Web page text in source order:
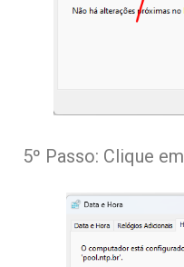
5º Passo: Clique